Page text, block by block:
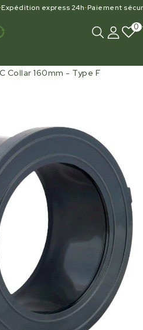
0
Collar 160mm - Type F
•Expédition express 24h•Paiement
Open
media
1
gallery
view